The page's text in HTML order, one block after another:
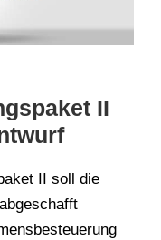
II
II soll die